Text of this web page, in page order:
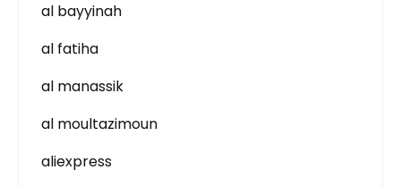
al bayyinah
al fatiha
al manassik
al moultazimoun
aliexpress